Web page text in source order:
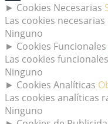
► Cookies Necesarias
Las cookies
Ninguno
► Cookies Funcionales
Las cookies
Ninguno
► Cookies Analíticas
Las cookies analíticas
Ninguno